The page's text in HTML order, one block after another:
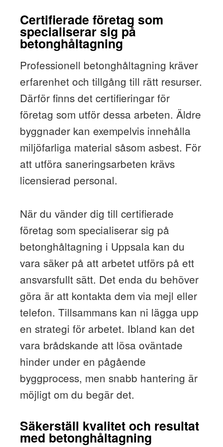
Certifierade företag som
specialiserar sig på
betonghåltagning
Professionell betonghåltagning kräver
erfarenhet och tillgång till rätt resurser.
Därför finns det certifieringar för
företag som utför dessa arbeten. Äldre
byggnader kan exempelvis innehålla
miljöfarliga material såsom asbest. För
att utföra saneringsarbeten krävs
licensierad personal.
När du vänder dig till certifierade
företag som specialiserar sig på
betonghåltagning i Uppsala kan du
vara säker på att arbetet utförs på ett
ansvarsfullt sätt. Det enda du behöver
göra är att kontakta dem via mejl eller
telefon. Tillsammans kan ni lägga upp
en strategi för arbetet. Ibland kan det
vara brådskande att lösa oväntade
hinder under en pågående
byggprocess, men snabb hantering är
möjligt om du begär det.
Säkerställ kvalitet och resultat
med betonghåltagning